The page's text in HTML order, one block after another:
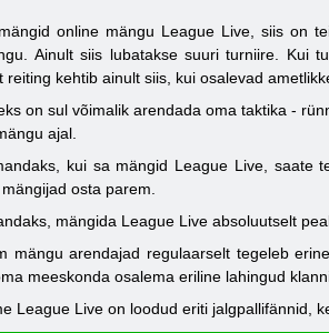
online mängu League Live, siis on
Ainult siis lubatakse suuri turniire. Kui
reiting kehtib ainult siis, kui osalevad
on sul võimalik arendada oma taktika -
ajal.
kui sa mängid League Live, saate
osta parem.
mängida League Live absoluutselt
mängu arendajad regulaarselt tegeleb
meeskonda osalema eriline lahingud
League Live on loodud eriti jalgpallifännid,